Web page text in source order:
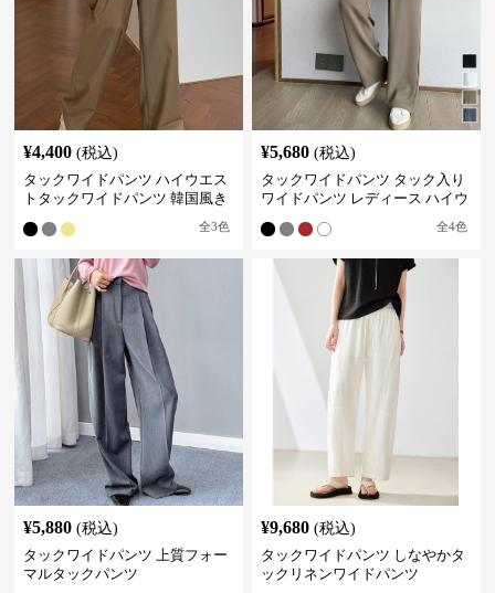
¥4,400 (税込)
タックワイドパンツ ハイウエス
トタックワイドパンツ 韓国風き
全3色
¥5,680 (税込)
タックワイドパンツ タック入り
ワイドパンツ レディース ハイウ
全4色
¥5,880 (税込)
タックワイドパンツ 上質フォー
マルタックパンツ
¥9,680 (税込)
タックワイドパンツ しなやかタ
ックリネンワイドパンツ